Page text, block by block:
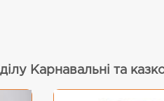
Карнавальні та